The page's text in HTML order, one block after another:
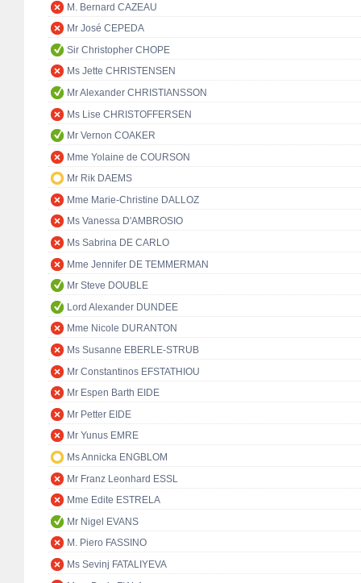
M. Bernard CAZEAU
Mr José CEPEDA
Sir Christopher CHOPE
Ms Jette CHRISTENSEN
Mr Alexander CHRISTIANSSON
Ms Lise CHRISTOFFERSEN
Mr Vernon COAKER
Mme Yolaine de COURSON
Mr Rik DAEMS
Mme Marie-Christine DALLOZ
Ms Vanessa D'AMBROSIO
Ms Sabrina DE CARLO
Mme Jennifer DE TEMMERMAN
Mr Steve DOUBLE
Lord Alexander DUNDEE
Mme Nicole DURANTON
Ms Susanne EBERLE-STRUB
Mr Constantinos EFSTATHIOU
Mr Espen Barth EIDE
Mr Petter EIDE
Mr Yunus EMRE
Ms Annicka ENGBLOM
Mr Franz Leonhard ESSL
Mme Edite ESTRELA
Mr Nigel EVANS
M. Piero FASSINO
Ms Sevinj FATALIYEVA